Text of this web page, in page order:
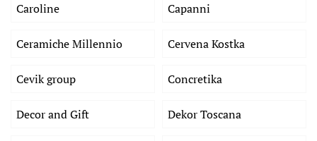
Caroline Capanni
Ceramiche Millennio Cervena Kostka
Cevik group Concretika
Decor and Gift Dekor Toscana